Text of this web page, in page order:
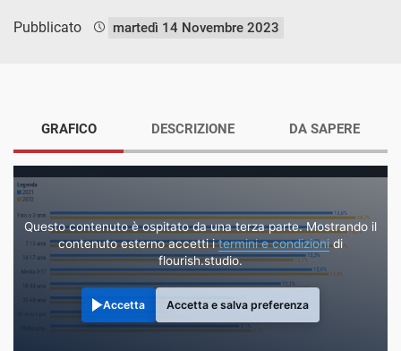
Pubblicato martedì 14 Novembre 2023
GRAFICO
Questo contenuto è ospitato da una terza parte. Mostrando il
contenuto esterno accetti itermini e condizionidi
flourish.studio.
Accetta Accetta e salva preferenza
DESCRIZIONE DA SAPERE